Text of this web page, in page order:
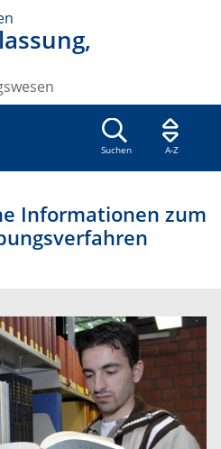
Suchen A-Z
Informationen zum